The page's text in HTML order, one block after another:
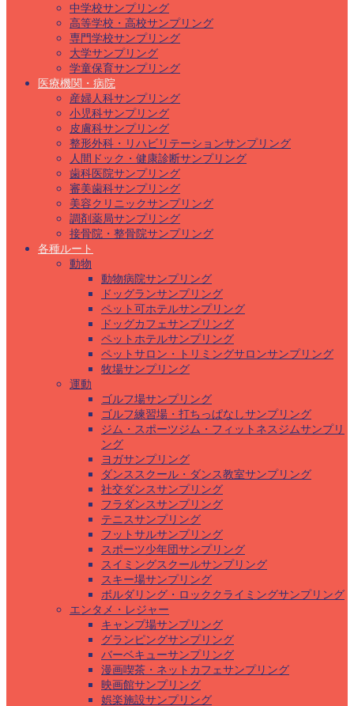
中学校サンプリング
高等学校・高校サンプリング
専門学校サンプリング
大学サンプリング
学童保育サンプリング
医療機関・病院
産婦人科サンプリング
小児科サンプリング
皮膚科サンプリング
整形外科・リハビリテーションサンプリング
人間ドック・健康診断サンプリング
歯科医院サンプリング
審美歯科サンプリング
美容クリニックサンプリング
調剤薬局サンプリング
接骨院・整骨院サンプリング
各種ルート
動物
動物病院サンプリング
ドッグランサンプリング
ペット可ホテルサンプリング
ドッグカフェサンプリング
ペットホテルサンプリング
ペットサロン・トリミングサロンサンプリング
牧場サンプリング
運動
ゴルフ場サンプリング
ゴルフ練習場・打ちっぱなしサンプリング
ジム・スポーツジム・フィットネスジムサンプリ
ング
ヨガサンプリング
ダンススクール・ダンス教室サンプリング
社交ダンスサンプリング
フラダンスサンプリング
テニスサンプリング
フットサルサンプリング
スポーツ少年団サンプリング
スイミングスクールサンプリング
スキー場サンプリング
ボルダリング・ロッククライミングサンプリング
エンタメ・レジャー
キャンプ場サンプリング
グランピングサンプリング
バーベキューサンプリング
漫画喫茶・ネットカフェサンプリング
映画館サンプリング
娯楽施設サンプリング